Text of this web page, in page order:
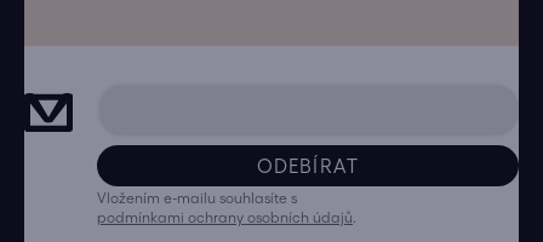
ODEBÍRAT
Vložením e-mailu souhlasíte s
podmínkami ochrany osobních údajů